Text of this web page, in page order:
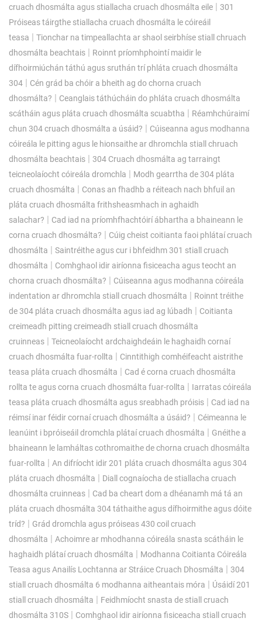
cruach dhosmálta agus stiallacha cruach dhosmálta eile | 301
Próiseas táirgthe stiallacha cruach dhosmálta le cóireáil
teasa | Tionchar na timpeallachta ar shaol seirbhíse stiall chruach
dhosmálta beachtais | Roinnt príomhphointí maidir le
dífhoirmiúchán táthú agus sruthán trí phláta cruach dhosmálta
304 | Cén grád ba chóir a bheith ag do chorna cruach
dhosmálta? | Ceanglais táthúcháin do phláta cruach dhosmálta
scátháin agus pláta cruach dhosmálta scuabtha | Réamhchúraimí
chun 304 cruach dhosmálta a úsáid? | Cúiseanna agus modhanna
cóireála le pitting agus le hionsaithe ar dhromchla stiall chruach
dhosmálta beachtais | 304 Cruach dhosmálta ag tarraingt
teicneolaíocht cóireála dromchla | Modh gearrtha de 304 pláta
cruach dhosmálta | Conas an fhadhb a réiteach nach bhfuil an
pláta cruach dhosmálta frithsheasmhach in aghaidh
salachar? | Cad iad na príomhfhachtóirí ábhartha a bhaineann le
corna cruach dhosmálta? | Cúig cheist coitianta faoi phlátaí cruach
dhosmálta | Saintréithe agus cur i bhfeidhm 301 stiall cruach
dhosmálta | Comhghaol idir airíonna fisiceacha agus teocht an
chorna cruach dhosmálta? | Cúiseanna agus modhanna cóireála
indentation ar dhromchla stiall cruach dhosmálta | Roinnt tréithe
de 304 pláta cruach dhosmálta agus iad ag lúbadh | Coitianta
creimeadh pitting creimeadh stiall cruach dhosmálta
cruinneas | Teicneolaíocht ardchaighdeáin le haghaidh cornaí
cruach dhosmálta fuar-rollta | Cinntithigh comhéifeacht aistrithe
teasa pláta cruach dhosmálta | Cad é corna cruach dhosmálta
rollta te agus corna cruach dhosmálta fuar-rollta | Iarratas cóireála
teasa pláta cruach dhosmálta agus sreabhadh próisis | Cad iad na
réimsí inar féidir cornaí cruach dhosmálta a úsáid? | Céimeanna le
leanúint i bpróiseáil dromchla plátaí cruach dhosmálta | Gnéithe a
bhaineann le lamháltas cothromaithe de chorna cruach dhosmálta
fuar-rollta | An difríocht idir 201 pláta cruach dhosmálta agus 304
pláta cruach dhosmálta | Diall cognaíocha de stiallacha cruach
dhosmálta cruinneas | Cad ba cheart dom a dhéanamh má tá an
pláta cruach dhosmálta 304 táthaithe agus dífhoirmithe agus dóite
tríd? | Grád dromchla agus próiseas 430 coil cruach
dhosmálta | Achoimre ar mhodhanna cóireála snasta scátháin le
haghaidh plátaí cruach dhosmálta | Modhanna Coitianta Cóireála
Teasa agus Anailís Lochtanna ar Stráice Cruach Dhosmálta | 304
stiall cruach dhosmálta 6 modhanna aitheantais móra | Úsáidí 201
stiall cruach dhosmálta | Feidhmíocht snasta de stiall cruach
dhosmálta 310S | Comhghaol idir airíonna fisiceacha stiall cruach